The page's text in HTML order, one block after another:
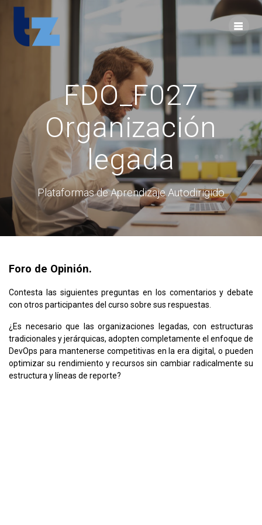
FDO_F027
Organización
legada
Plataformas de Aprendizaje Autodirigido
Foro de Opinión.
Contesta las siguientes preguntas en los comentarios y debate
con otros participantes del curso sobre sus respuestas.
¿Es necesario que las organizaciones legadas, con estructuras
tradicionales y jerárquicas, adopten completamente el enfoque de
DevOps para mantenerse competitivas en la era digital, o pueden
optimizar su rendimiento y recursos sin cambiar radicalmente su
estructura y líneas de reporte?